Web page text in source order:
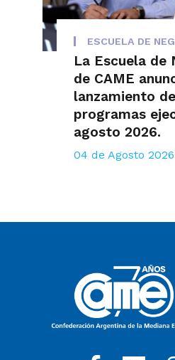
ESCUELA DE
La Escuela de
de CAME
lanzamiento
programas
agosto 2026.
04 de Agosto 2026